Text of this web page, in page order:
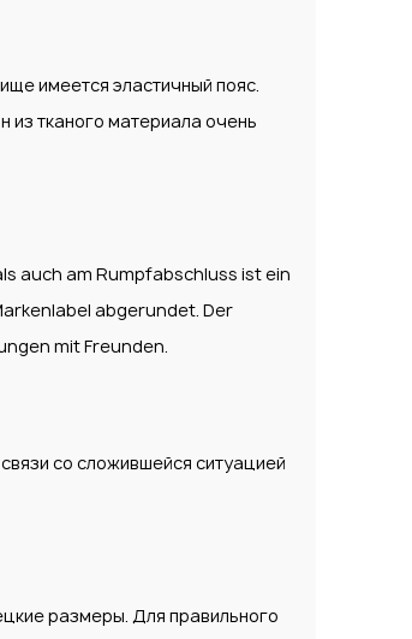
имеется эластичный пояс.
из тканого материала очень
auch am Rumpfabschluss ist ein
abgerundet. Der
mit Freunden.
связи со сложившейся ситуацией
размеры. Для правильного